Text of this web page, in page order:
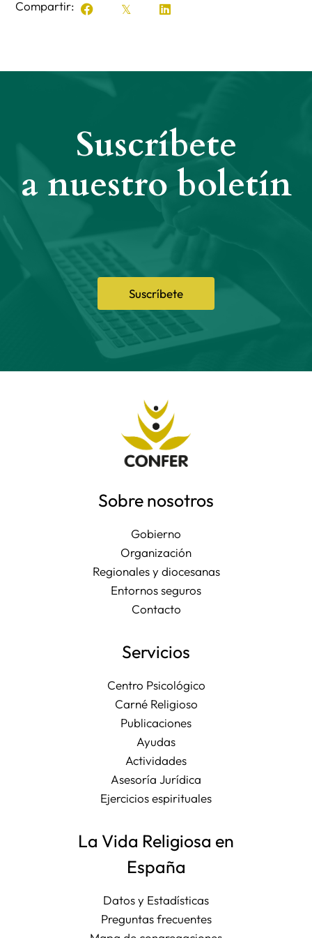
Compartir:
Suscríbete
Suscríbete
a nuestro boletín
Sobre nosotros
Gobierno
Organización
Regionales y diocesanas
Entornos seguros
Contacto
Servicios
Centro Psicológico
Carné Religioso
Publicaciones
Ayudas
Actividades
Asesoría Jurídica
Ejercicios espirituales
La Vida Religiosa en
España
Datos y Estadísticas
Preguntas frecuentes